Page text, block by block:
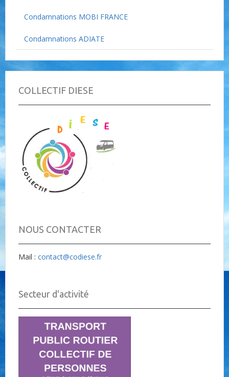
Condamnations MOBI FRANCE
Condamnations ADIATE
COLLECTIF DIESE
NOUS CONTACTER
Mail : contact@codiese.fr
Secteur d'activité